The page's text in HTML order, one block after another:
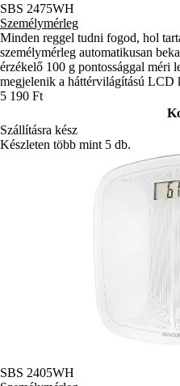
SBS 2475WH
Személymérleg
Minden reggel tudni fogod, hol
személymérleg automatikusan
érzékelő 100 g pontossággal méri
megjelenik a háttérvilágítású
minden fürdőszobában jól mutat.
5 190 Ft
Szállításra kész
Készleten több mint 5 db.
SBS 2405WH